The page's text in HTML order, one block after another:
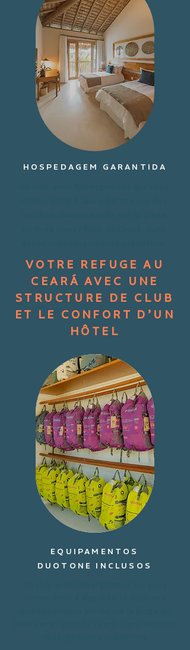
HOSPEDAGEM GARANTIDA
VOTRE REFUGE AU
CEARÁ AVEC UNE
STRUCTURE DE CLUB
ET LE CONFORT D’UN
HÔTEL
EQUIPAMENTOS
DUOTONE INCLUSOS